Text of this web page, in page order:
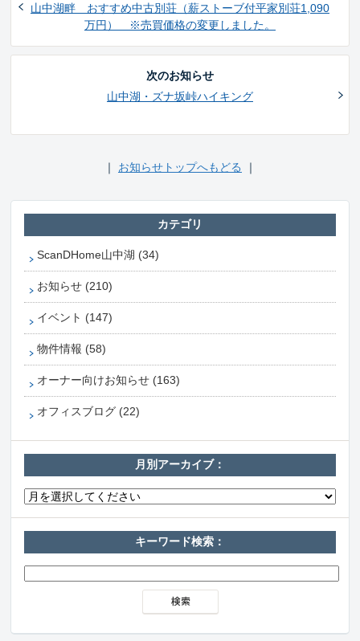
山中湖畔 おすすめ中古別荘（薪ストーブ付平家別荘1,090
万円） ※売買価格の変更しました。
次のお知らせ
山中湖・ズナ坂峠ハイキング
｜ お知らせトップへもどる ｜
カテゴリ
ScanDHome山中湖 (34)
お知らせ (210)
イベント (147)
物件情報 (58)
オーナー向けお知らせ (163)
オフィスブログ (22)
月別アーカイブ：
キーワード検索：